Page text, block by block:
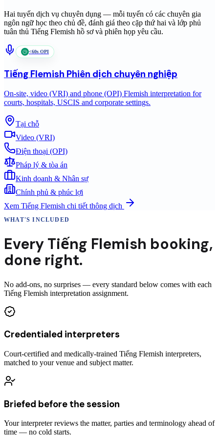
Hai tuyến dịch vụ chuyên dụng — mỗi tuyến có các chuyên gia
ngôn ngữ học theo chủ đề, đánh giá theo cặp thứ hai và lớp phủ
tuân thủ Tiếng Flemish hồ sơ và phiên họp yêu cầu.
<60s OPI
Tiếng Flemish Phiên dịch chuyên nghiệp
On-site, video (VRI) and phone (OPI) Flemish interpretation for
courts, hospitals, USCIS and corporate settings.
Tại chỗ
Video (VRI)
Điện thoại (OPI)
Pháp lý & tòa án
Kinh doanh & Nhân sự
Chính phủ & phúc lợi
Xem Tiếng Flemish chi tiết thông dịch
WHAT'S INCLUDED
Every Tiếng Flemish booking,
done right.
No add-ons, no surprises — every standard below comes with each
Tiếng Flemish interpretation assignment.
Credentialed interpreters
Court-certified and medically-trained Tiếng Flemish interpreters,
matched to your venue and subject matter.
Briefed before the session
Your interpreter reviews the matter, parties and terminology ahead of
time — no cold starts.